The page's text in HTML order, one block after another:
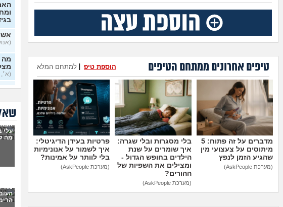
טיפים אחרונים ממתחם הטיפים למתחם המלא הוספת טיפ
מדברים על זה פתוח: 5
מיתוסים על צעצועי מין
שהגיע הזמן לנפץ
(מערכת AskPeople)
בלי מסגרות ובלי שגרה:
איך שומרים על שנת
הילדים בחופש הגדול -
ומצילים את השפיות של
ההורים?
(מערכת AskPeople)
פרטיות בעידן הדיגיטלי:
איך לשמור על אנונימיות
בלי לוותר על אמינות?
(מערכת AskPeople)
מה
(א׳,
בן 33)
עלי
מה
מה